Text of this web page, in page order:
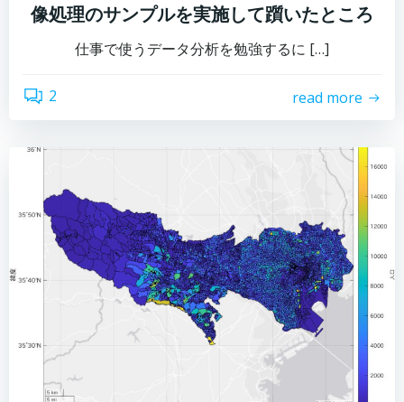
像処理のサンプルを実施して躓いたところ
仕事で使うデータ分析を勉強するに […]
2 read more